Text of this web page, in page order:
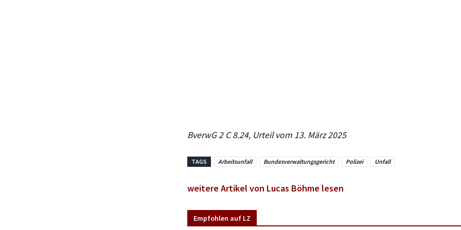
BverwG 2 C 8.24, Urteil vom 13. März 2025
TAGS Arbeitsunfall Bundesverwaltungsgericht Polizei Unfall
weitere Artikel von Lucas Böhme lesen
Empfohlen auf LZ